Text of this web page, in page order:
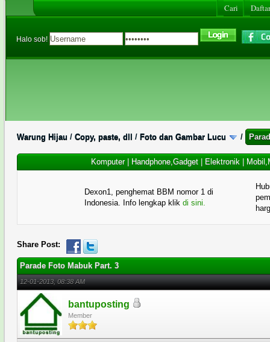
Cari
Halo sob!
Warung Hijau / Copy, paste, dll / Foto dan Gambar Lucu /
Komputer| Handphone,Gadget| Elektronik|
Dexon1, penghemat BBM nomor 1 di
Indonesia. Info lengkap klik di sini.
Share Post:
Parade Foto Mabuk Part. 3
12-01-2013, 08:38 AM
bantuposting
Member